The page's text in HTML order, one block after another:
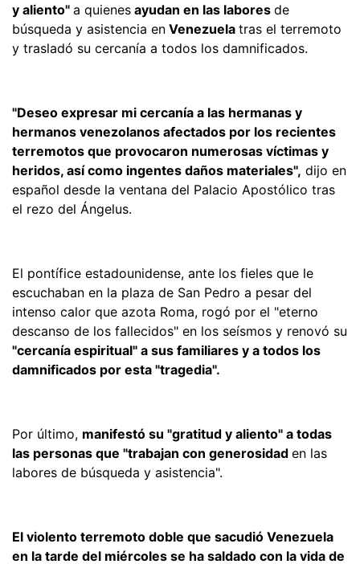
y aliento" a quienes ayudan en las labores de
búsqueda y asistencia en Venezuela tras el terremoto
y trasladó su cercanía a todos los damnificados.
"Deseo expresar mi cercanía a las hermanas y
hermanos venezolanos afectados por los recientes
terremotos que provocaron numerosas víctimas y
heridos, así como ingentes daños materiales", dijo en
español desde la ventana del Palacio Apostólico tras
el rezo del Ángelus.
El pontífice estadounidense, ante los fieles que le
escuchaban en la plaza de San Pedro a pesar del
intenso calor que azota Roma, rogó por el "eterno
descanso de los fallecidos" en los seísmos y renovó su
"cercanía espiritual" a sus familiares y a todos los
damnificados por esta "tragedia".
Por último, manifestó su "gratitud y aliento" a todas
las personas que "trabajan con generosidad en las
labores de búsqueda y asistencia".
El violento terremoto doble que sacudió Venezuela
en la tarde del miércoles se ha saldado con la vida de